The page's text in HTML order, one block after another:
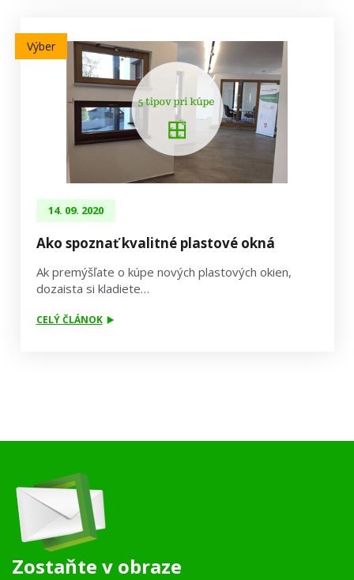
Výber
14. 09. 2020
Ako spoznať kvalitné plastové okná
Ak premýšľate o kúpe nových plastových okien,
dozaista si kladiete…
CELÝ ČLÁNOK
Zostaňte v obraze